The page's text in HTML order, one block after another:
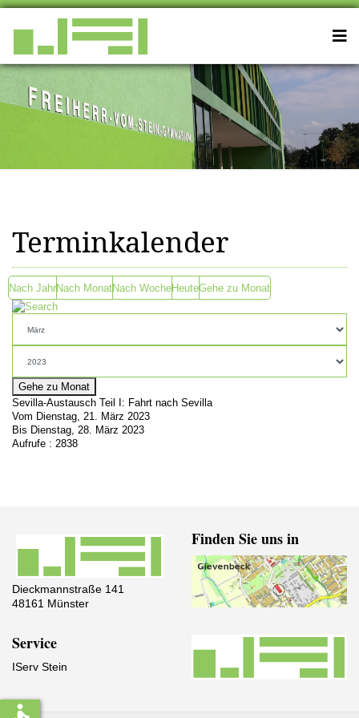
Terminkalender
Nach JahrNach MonatNach WocheHeuteGehe zu Monat
Gehe zu Monat
Sevilla-Austausch Teil I: Fahrt nach Sevilla
Vom Dienstag, 21. März 2023
Bis Dienstag, 28. März 2023
Aufrufe : 2838
Dieckmannstraße 141
48161 Münster
Finden Sie uns in
Service
IServ Stein